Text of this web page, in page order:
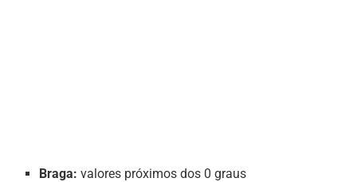
Braga: valores próximos dos 0 graus